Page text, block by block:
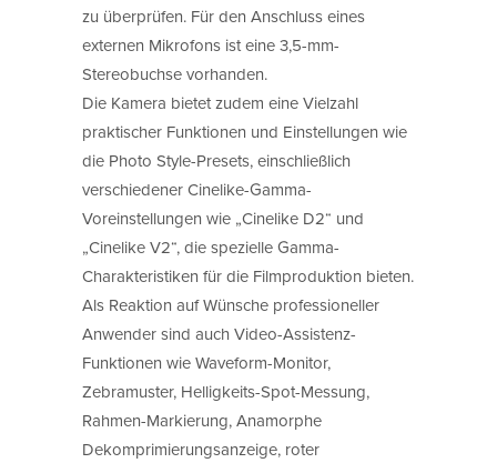
zu überprüfen. Für den Anschluss eines
externen Mikrofons ist eine 3,5-mm-
Stereobuchse vorhanden.
Die Kamera bietet zudem eine Vielzahl
praktischer Funktionen und Einstellungen wie
die Photo Style-Presets, einschließlich
verschiedener Cinelike-Gamma-
Voreinstellungen wie „Cinelike D2“ und
„Cinelike V2“, die spezielle Gamma-
Charakteristiken für die Filmproduktion bieten.
Als Reaktion auf Wünsche professioneller
Anwender sind auch Video-Assistenz-
Funktionen wie Waveform-Monitor,
Zebramuster, Helligkeits-Spot-Messung,
Rahmen-Markierung, Anamorphe
Dekomprimierungsanzeige, roter